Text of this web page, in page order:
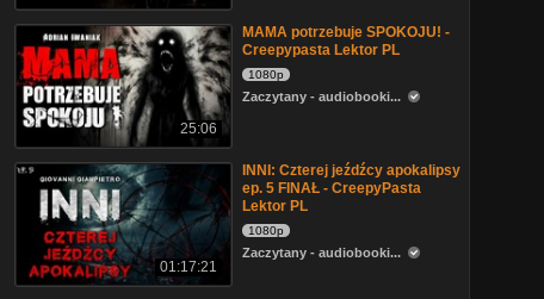
25:06
MAMA potrzebuje SPOKOJU! -
Creepypasta Lektor PL
1080p
Zaczytany - audiobooki...
01:17:21
INNI: Czterej jeźdźcy apokalipsy
ep. 5 FINAŁ - CreepyPasta
Lektor PL
1080p
Zaczytany - audiobooki...